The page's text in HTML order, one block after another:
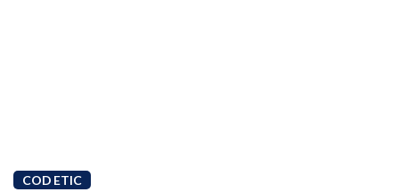
COD ETIC